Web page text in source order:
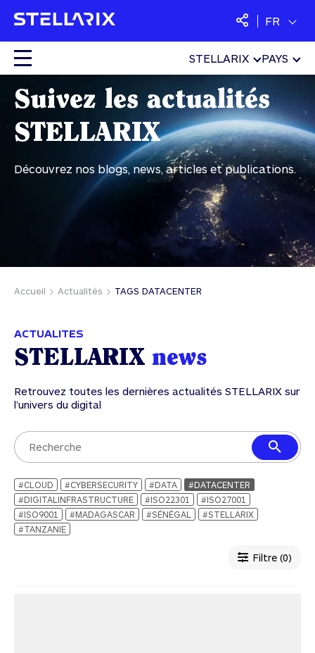
FR
Colocation
Cloud
Services managés
STELLARIX PAYS
NEW
Suivez les actualités
STELLARIX
Découvrez nos blogs, news, articles et publications.
Accueil Actualités TAGS DATACENTER
ACTUALITES
STELLARIX news
Retrouvez toutes les dernières actualités STELLARIX sur
l’univers du digital
#CLOUD #CYBERSECURITY #DATA
#DATACENTER
#DIGITALINFRASTRUCTURE
#ISO22301
#ISO27001
#ISO9001
#MADAGASCAR #SÉNÉGAL
#STELLARIX
#TANZANIE
Filtre (0)